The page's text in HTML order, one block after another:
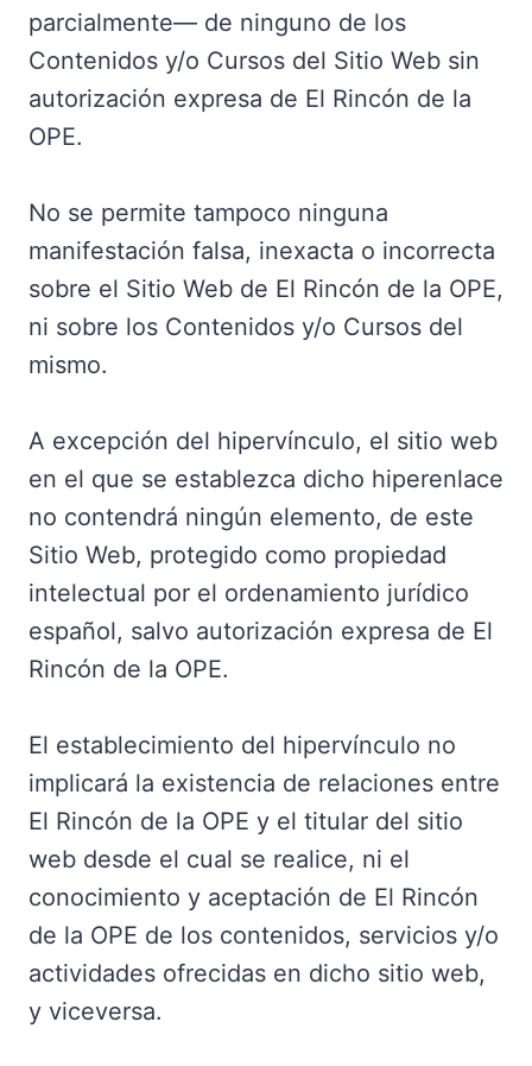
parcialmente— de ninguno de los
Contenidos y/o Cursos del Sitio Web sin
autorización expresa de El Rincón de la
OPE.
No se permite tampoco ninguna
manifestación falsa, inexacta o incorrecta
sobre el Sitio Web de El Rincón de la OPE,
ni sobre los Contenidos y/o Cursos del
mismo.
A excepción del hipervínculo, el sitio web
en el que se establezca dicho hiperenlace
no contendrá ningún elemento, de este
Sitio Web, protegido como propiedad
intelectual por el ordenamiento jurídico
español, salvo autorización expresa de El
Rincón de la OPE.
El establecimiento del hipervínculo no
implicará la existencia de relaciones entre
El Rincón de la OPE y el titular del sitio
web desde el cual se realice, ni el
conocimiento y aceptación de El Rincón
de la OPE de los contenidos, servicios y/o
actividades ofrecidas en dicho sitio web,
y viceversa.